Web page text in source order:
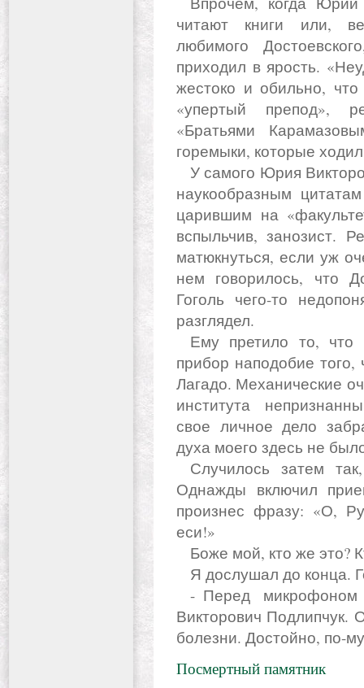
читают книги или,
любимого
приходил в ярость.
жестоко и обильно,
«упертый препод»,
«Братьями
горемыки, которые
У самого Юрия Викторовича как-то не получалось жить по
наукообразным
царившим на
вспыльчив, занозист.
матюкнуться, если уж
нем говорилось, что
Гоголь чего-то
разглядел.
Ему претило то, что знатоки их творчества изобрели
прибор наподобие
Лагадо. Механические
института
свое личное дело
духа моего здесь не
Случилось затем так, что мы долго не встречались.
Однажды включил
произнес фразу: «О,
еси!»
Боже мой, кто же это?
Я дослушал до конца.
- Перед микрофоном выступал литературовед Юрий
Викторович Подлипчук.
болезни. Достойно, по-
Посмертный памятник